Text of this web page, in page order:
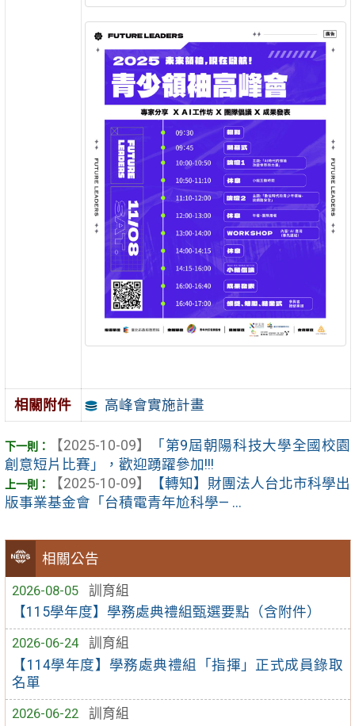
相關公告
2026-08-05
訓育組
【115學年度】學務處典禮組甄選要點（含附件）
2026-06-24
訓育組
【114學年度】學務處典禮組「指揮」正式成員錄取
名單
2026-06-22
訓育組
相關附件 高峰會實施計畫
【2025-10-09】
「第9屆朝陽科技大學全國校園
創意短片比賽」，歡迎踴躍參加!!!
【2025-10-09】
【轉知】財團法人台北市科學出
版事業基金會「台積電青年尬科學— ...